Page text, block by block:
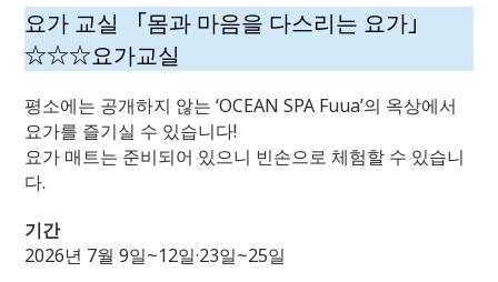
요가 교실 「몸과 마음을 다스리는 요가」
☆☆☆요가교실
평소에는 공개하지 않는 ‘OCEAN SPA Fuua’의 옥상에서
요가를 즐기실 수 있습니다!
요가 매트는 준비되어 있으니 빈손으로 체험할 수 있습니
다.
기간
2026년 7월 9일~12일·23일~25일